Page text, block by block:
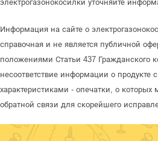
электрогазонокосилки уточняйте
Информация на сайте о
справочная и не является публичной
положениями Статьи 437 Гражданского
несоответствие информации о продукте
характеристиками - опечатки, о
обратной связи для скорейшего